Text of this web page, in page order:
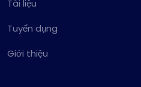
Tài liệu
Tuyển dụng
Giới thiệu